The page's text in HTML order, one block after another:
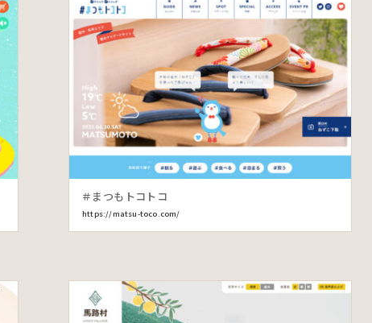
＃まつもトコトコ
https://matsu-toco.com/